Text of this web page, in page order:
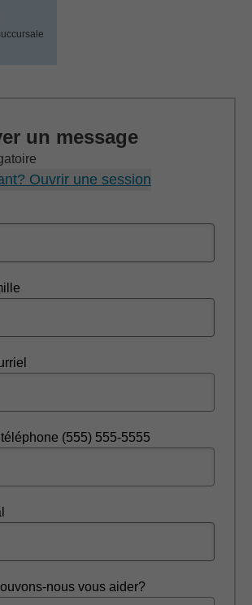
un message
Ouvrir une session
(555) 555-5555
nous vous aider?